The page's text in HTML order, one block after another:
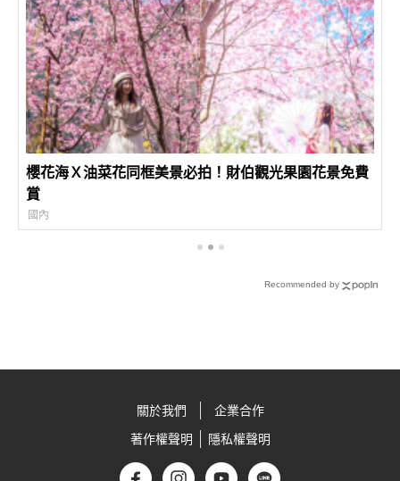
櫻花海Ｘ油菜花同框美景必拍！財伯觀光果園花景免費
賞
國內
Recommended by
關於我們
企業合作
著作權聲明
隱私權聲明